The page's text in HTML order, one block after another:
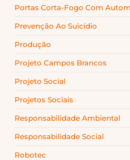
Portas Corta-Fogo Com
Prevenção Ao Suicídio
Produção
Projeto Campos Brancos
Projeto Social
Projetos Sociais
Responsabilidade Ambiental
Responsabilidade Social
Robotec